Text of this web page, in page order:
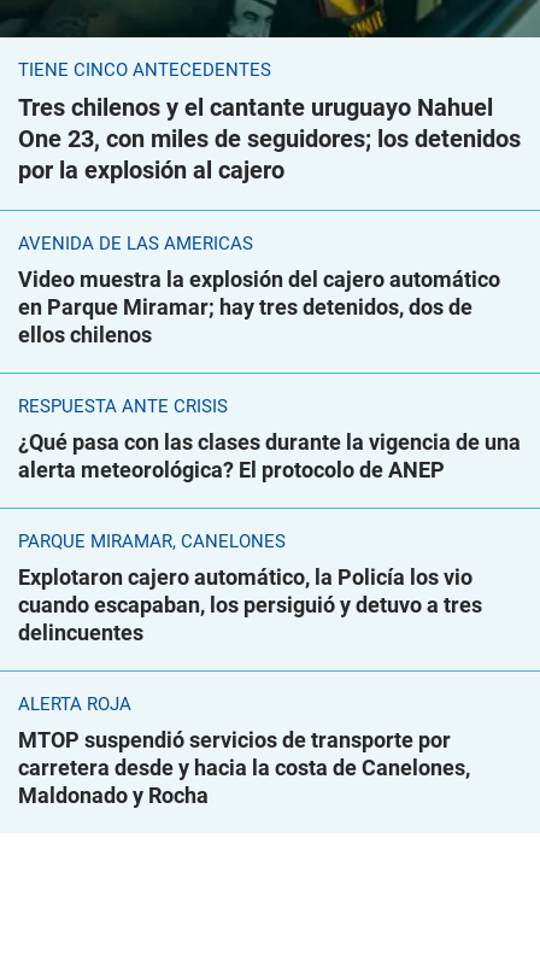
TIENE CINCO ANTECEDENTES
Tres chilenos y el cantante uruguayo Nahuel
One 23, con miles de seguidores; los detenidos
por la explosión al cajero
AVENIDA DE LAS AMÉRICAS
Video muestra la explosión del cajero automático
en Parque Miramar; hay tres detenidos, dos de
ellos chilenos
RESPUESTA ANTE CRISIS
¿Qué pasa con las clases durante la vigencia de una
alerta meteorológica? El protocolo de ANEP
PARQUE MIRAMAR, CANELONES
Explotaron cajero automático, la Policía los vio
cuando escapaban, los persiguió y detuvo a tres
delincuentes
ALERTA ROJA
MTOP suspendió servicios de transporte por
carretera desde y hacia la costa de Canelones,
Maldonado y Rocha